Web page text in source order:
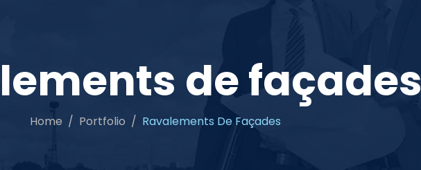
de façades
Home Portfolio Ravalements De Façades